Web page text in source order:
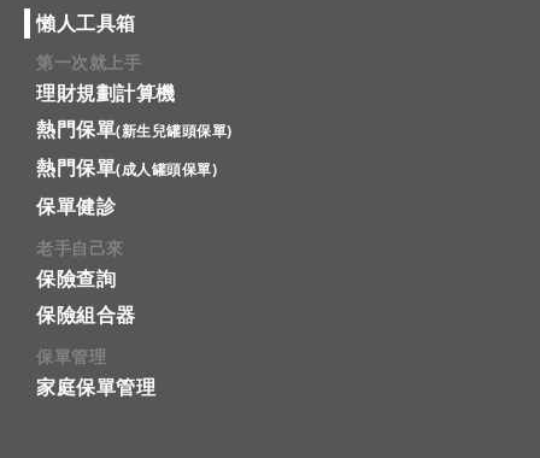
懶人工具箱
第一次就上手
理財規劃計算機
熱門保單(新生兒罐頭保單)
熱門保單(成人罐頭保單)
保單健診
老手自己來
保險查詢
保險組合器
保單管理
家庭保單管理